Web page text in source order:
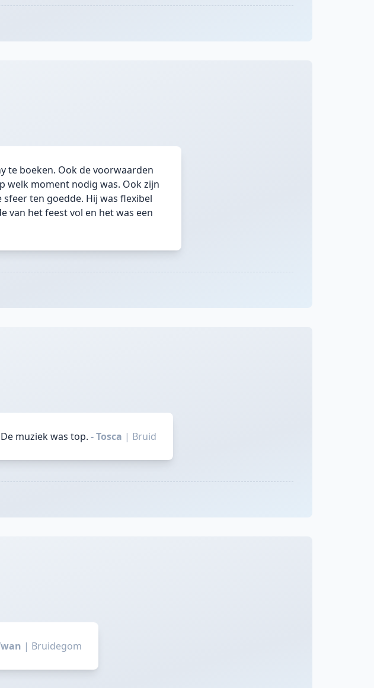
te boeken. Ook de voorwaarden
welk moment nodig was. Ook zijn
ten goedde. Hij was flexibel
van het feest vol en het was een
muziek was top. - Tosca | Bruid
| Bruidegom